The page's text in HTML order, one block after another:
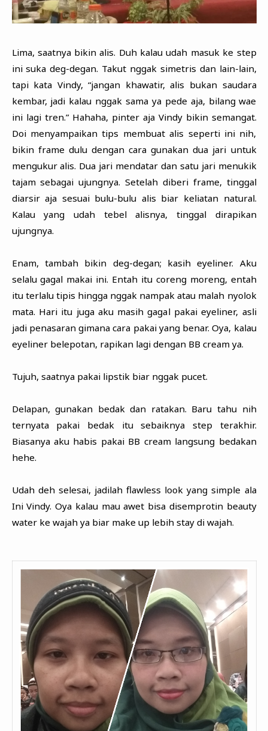
Lima, saatnya bikin alis. Duh kalau udah masuk ke step
ini suka deg-degan. Takut nggak simetris dan lain-lain,
tapi kata Vindy, “jangan khawatir, alis bukan saudara
kembar, jadi kalau nggak sama ya pede aja, bilang wae
ini lagi tren.” Hahaha, pinter aja Vindy bikin semangat.
Doi menyampaikan tips membuat alis seperti ini nih,
bikin frame dulu dengan cara gunakan dua jari untuk
mengukur alis. Dua jari mendatar dan satu jari menukik
tajam sebagai ujungnya. Setelah diberi frame, tinggal
diarsir aja sesuai bulu-bulu alis biar keliatan natural.
Kalau yang udah tebel alisnya, tinggal dirapikan
ujungnya.
Enam, tambah bikin deg-degan; kasih eyeliner. Aku
selalu gagal makai ini. Entah itu coreng moreng, entah
itu terlalu tipis hingga nggak nampak atau malah nyolok
mata. Hari itu juga aku masih gagal pakai eyeliner, asli
jadi penasaran gimana cara pakai yang benar. Oya, kalau
eyeliner belepotan, rapikan lagi dengan BB cream ya.
Tujuh, saatnya pakai lipstik biar nggak pucet.
Delapan, gunakan bedak dan ratakan. Baru tahu nih
ternyata pakai bedak itu sebaiknya step terakhir.
Biasanya aku habis pakai BB cream langsung bedakan
hehe.
Udah deh selesai, jadilah flawless look yang simple ala
Ini Vindy. Oya kalau mau awet bisa disemprotin beauty
water ke wajah ya biar make up lebih stay di wajah.